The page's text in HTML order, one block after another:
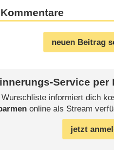
neuen Beitrag
Service per
informiert dich
online als Stream
jetzt